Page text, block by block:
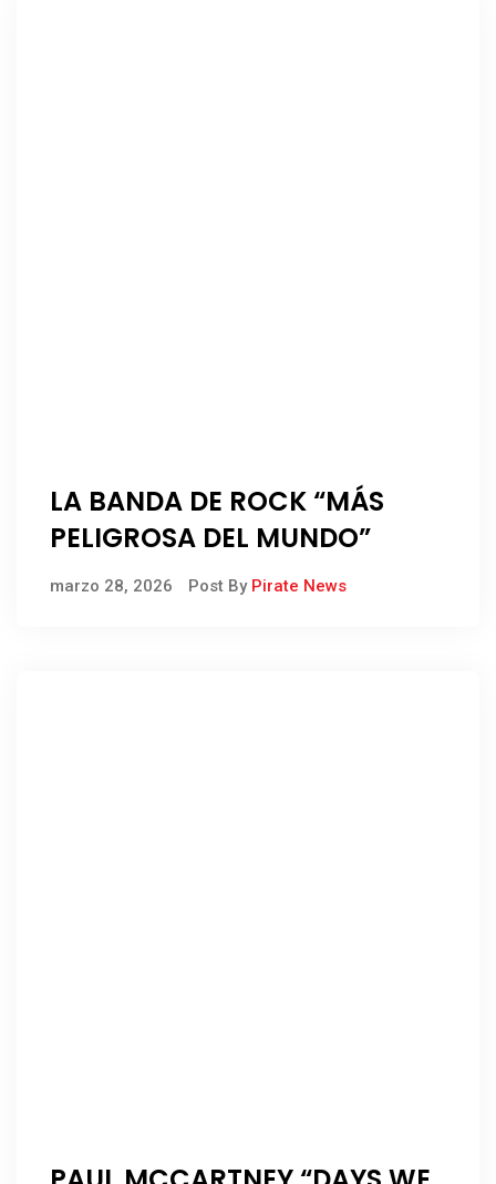
LA BANDA DE ROCK “MÁS
PELIGROSA DEL MUNDO”
marzo 28, 2026 Post By Pirate News